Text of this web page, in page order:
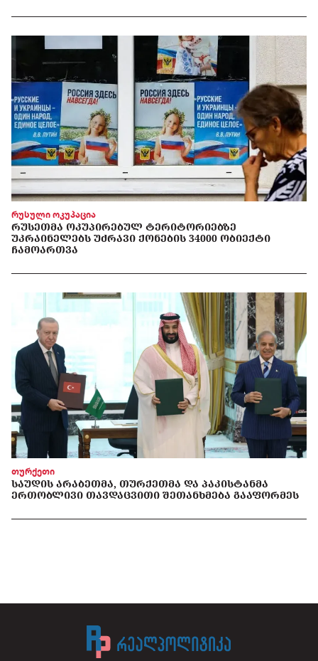
რუსული ოკუპაცია
ᲠᲣᲡᲔᲗᲛᲐ ᲝᲙᲣᲞᲘᲠᲔᲑᲣᲚ ᲢᲔᲠᲘᲢᲝᲠᲘᲔᲑᲖᲔ
ᲣᲙᲠᲐᲘᲜᲔᲚᲔᲑᲡ ᲣᲫᲠᲐᲕᲘ ᲥᲝᲜᲔᲑᲘᲡ 34000 ᲝᲑᲘᲔᲥᲢᲘ
ᲩᲐᲛᲝᲐᲠᲗᲕᲐ
თურქეთი
ᲡᲐᲣᲓᲘᲡ ᲐᲠᲐᲑᲔᲗᲛᲐ, ᲗᲣᲠᲥᲔᲗᲛᲐ ᲓᲐ ᲞᲐᲙᲘᲡᲢᲐᲜᲛᲐ
ᲔᲠᲗᲝᲑᲚᲘᲕᲘ ᲗᲐᲕᲓᲐᲪᲕᲘᲗᲘ ᲨᲔᲗᲐᲜᲮᲛᲔᲑᲐ ᲒᲐᲐᲤᲝᲠᲛᲔᲡ